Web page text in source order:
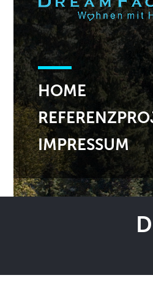
HOME
IMPRESSUM